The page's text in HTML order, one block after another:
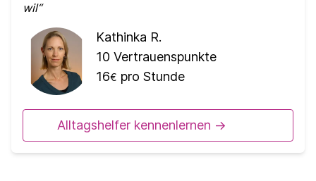
wil
Kathinka R.
10 Vertrauenspunkte
16€ pro Stunde
Alltagshelfer kennenlernen ->